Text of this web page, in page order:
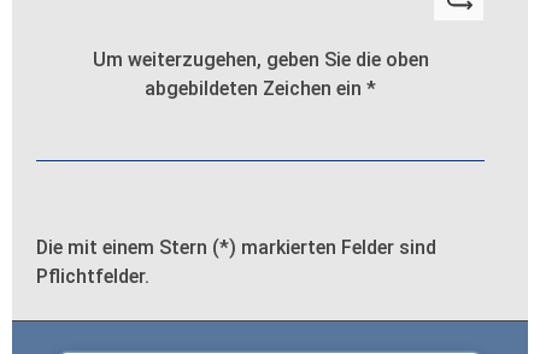
Um weiterzugehen, geben Sie die oben
abgebildeten Zeichen ein *
Die mit einem Stern (*) markierten Felder sind
Pflichtfelder.